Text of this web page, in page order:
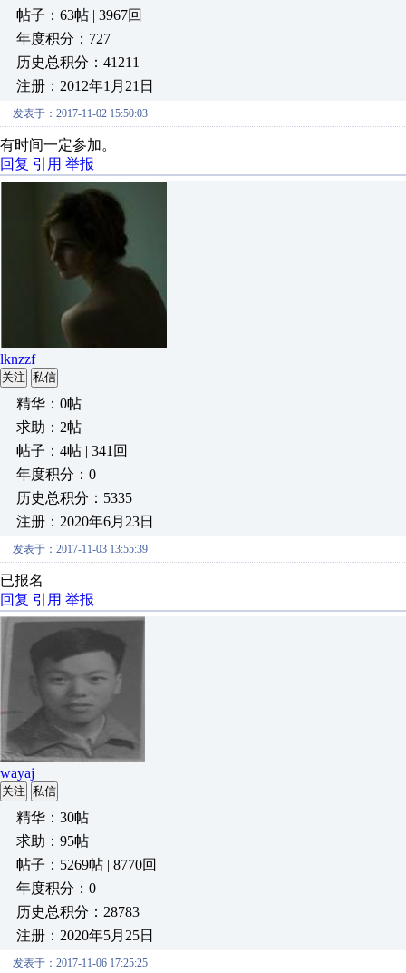
帖子：63帖 | 3967回
年度积分：727
历史总积分：41211
注册：2012年1月21日
发表于：2017-11-02 15:50:03
有时间一定参加。
回复 引用 举报
lknzzf
关注 私信
精华：0帖
求助：2帖
帖子：4帖 | 341回
年度积分：0
历史总积分：5335
注册：2020年6月23日
发表于：2017-11-03 13:55:39
已报名
回复 引用 举报
wayaj
关注 私信
精华：30帖
求助：95帖
帖子：5269帖 | 8770回
年度积分：0
历史总积分：28783
注册：2020年5月25日
发表于：2017-11-06 17:25:25